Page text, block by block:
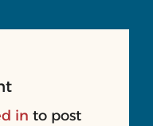
in to post